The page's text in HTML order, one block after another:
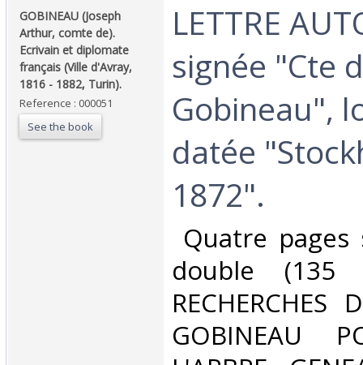
‎GOBINEAU (Joseph
Arthur, comte de).
Ecrivain et diplomate
français (Ville d'Avray,
1816 - 1882, Turin).‎
Reference : 000051
See the book
‎LETTRE
signée "Cte
Gobineau",
datée
1872". ‎
Quatre
double (135
RECHERCHES
GOBINEAU